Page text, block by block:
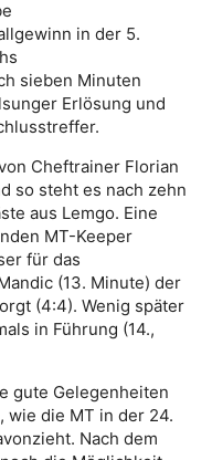
in der 5.
sieben Minuten
Erlösung und
Cheftrainer Florian
so steht es nach zehn
aus Lemgo. Eine
MT-Keeper
für das
(13. Minute) der
(4:4). Wenig später
in Führung (14.,
gute Gelegenheiten
wie die MT in der 24.
Nach dem